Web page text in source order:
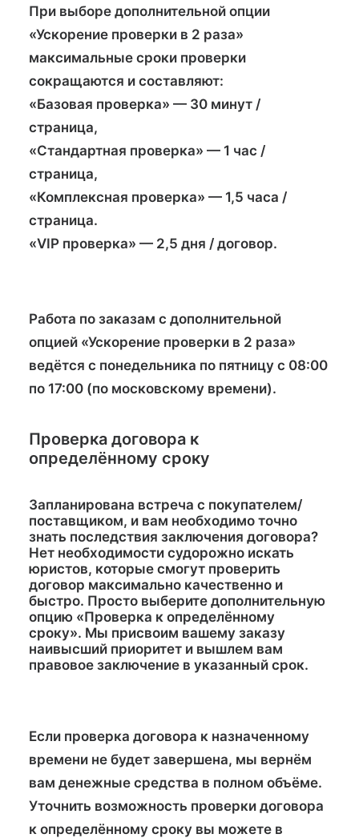
При выборе дополнительной опции
«Ускорение проверки в 2 раза»
максимальные сроки проверки
сокращаются и составляют:
«Базовая проверка» — 30 минут /
страница,
«Стандартная проверка» — 1 час /
страница,
«Комплексная проверка» — 1,5 часа /
страница.
«VIP проверка» — 2,5 дня / договор.
Работа по заказам с дополнительной
опцией «Ускорение проверки в 2 раза»
ведётся с понедельника по пятницу с 08:00
по 17:00 (по московскому времени).
Проверка договора к
определённому сроку
Запланирована встреча с покупателем/
поставщиком, и вам необходимо точно
знать последствия заключения договора?
Нет необходимости судорожно искать
юристов, которые смогут проверить
договор максимально качественно и
быстро. Просто выберите дополнительную
опцию «Проверка к определённому
сроку». Мы присвоим вашему заказу
наивысший приоритет и вышлем вам
правовое заключение в указанный срок.
Если проверка договора к назначенному
времени не будет завершена, мы вернём
вам денежные средства в полном объёме.
Уточнить возможность проверки договора
к определённому сроку вы можете в